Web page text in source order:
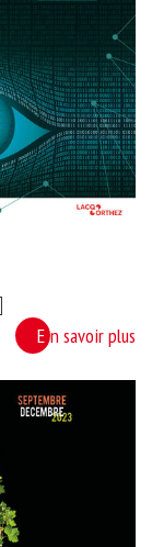
En savoir plus